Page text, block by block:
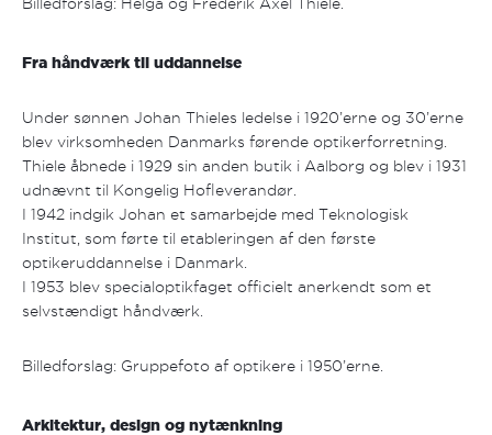
Fra håndværk til uddannelse
Under sønnen Johan Thieles ledelse i 1920’erne og 30’erne
blev virksomheden Danmarks førende optikerforretning.
Thiele åbnede i 1929 sin anden butik i Aalborg og blev i 1931
udnævnt til Kongelig Hofleverandør.
I 1942 indgik Johan et samarbejde med Teknologisk
Institut, som førte til etableringen af den første
optikeruddannelse i Danmark.
I 1953 blev specialoptikfaget officielt anerkendt som et
selvstændigt håndværk.
Billedforslag: Gruppefoto af optikere i 1950’erne.
Arkitektur, design og nytænkning